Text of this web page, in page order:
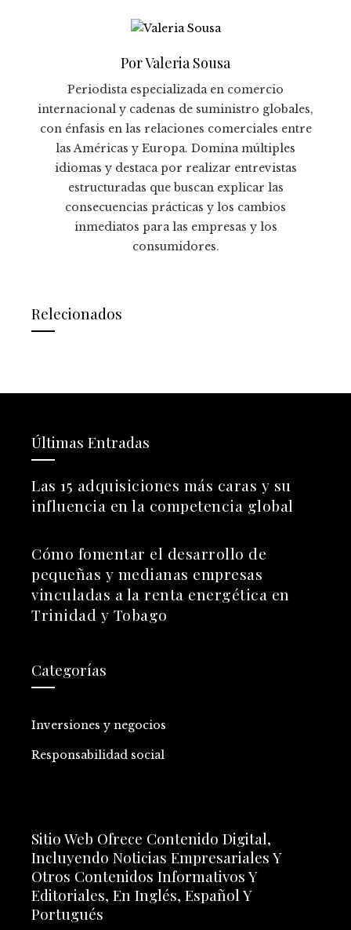
Por Valeria Sousa
Periodista especializada en comercio
internacional y cadenas de suministro globales,
con énfasis en las relaciones comerciales entre
las Américas y Europa. Domina múltiples
idiomas y destaca por realizar entrevistas
estructuradas que buscan explicar las
consecuencias prácticas y los cambios
inmediatos para las empresas y los
consumidores.
Relecionados
Últimas Entradas
Las 15 adquisiciones más caras y su
influencia en la competencia global
Cómo fomentar el desarrollo de
pequeñas y medianas empresas
vinculadas a la renta energética en
Trinidad y Tobago
Categorías
Inversiones y negocios
Responsabilidad social
Sitio Web Ofrece Contenido Digital,
Incluyendo Noticias Empresariales Y
Otros Contenidos Informativos Y
Editoriales, En Inglés, Español Y
Portugués